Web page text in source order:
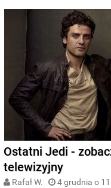
Ostatni Jedi -
telewizyjny
Rafał W. 4 grudnia o